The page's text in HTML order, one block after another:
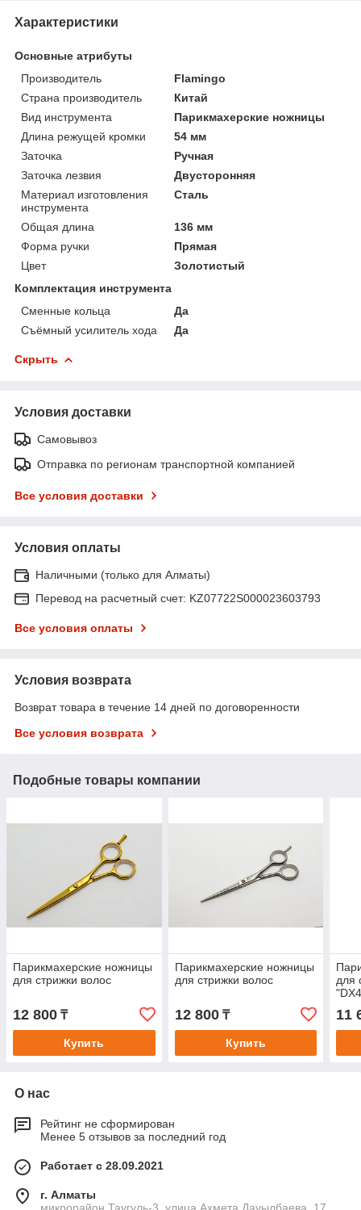
Характеристики
Основные атрибуты
Производитель
Flamingo
Страна производитель
Китай
Вид инструмента
Парикмахерские ножницы
Длина режущей кромки
54 мм
Заточка
Ручная
Заточка лезвия
Двусторонняя
Материал изготовления
инструмента
Сталь
Общая длина
136 мм
Форма ручки
Прямая
Цвет
Золотистый
Комплектация инструмента
Сменные кольца
Да
Съёмный усилитель хода
Да
Скрыть
Условия доставки
Самовывоз
Отправка по регионам транспортной компанией
Все условия доставки
Условия оплаты
Наличными (только для Алматы)
Перевод на расчетный счет: KZ07722S000023603793
Все условия оплаты
Условия возврата
Возврат товара в течение 14 дней по договоренности
Все условия возврата
Подобные товары компании
Парикмахерские ножницы
для стрижки волос
12 800 ₸
Купить
Парикмахерские ножницы
для стрижки волос
12 800₸
Купить
для
11
О нас
Рейтинг не сформирован
Менее 5 отзывов за последний год
Работает с 28.09.2021
г. Алматы
микрорайон Таугуль-3, улица Ахмета Дауылбаева, 17